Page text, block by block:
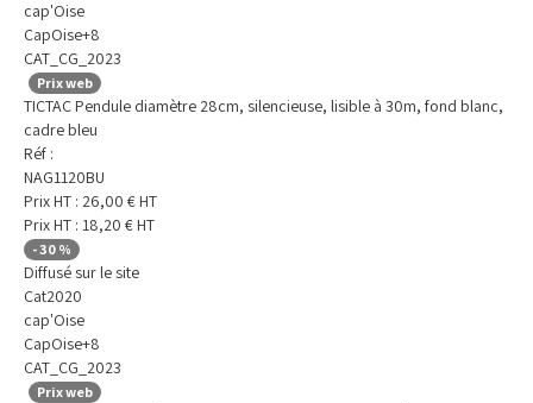
cap'Oise
CapOise+8
CAT_CG_2023
Prix web
TICTAC Pendule diamètre 28cm, silencieuse, lisible à 30m, fond blanc,
cadre bleu
Réf :
NAG1120BU
Prix HT : 26,00 € HT
Prix HT : 18,20 € HT
-30 %
Diffusé sur le site
Cat2020
cap'Oise
CapOise+8
CAT_CG_2023
Prix web